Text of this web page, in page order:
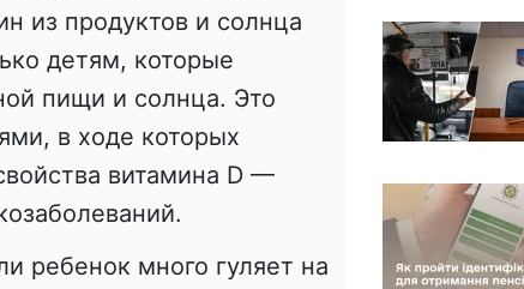
из продуктов и солнца
детям, которые
пищи и солнца. Это
в ходе которых
витамина D —
ребенок много гуляет на